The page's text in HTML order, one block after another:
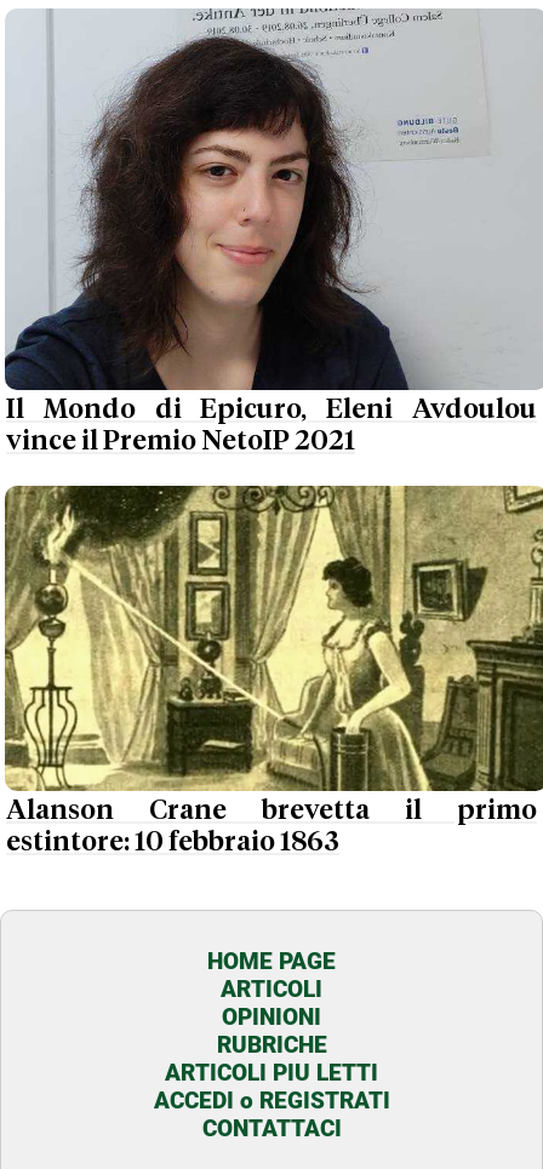
Il Mondo di Epicuro, Eleni Avdoulou
vince il Premio NetoIP 2021
Alanson Crane brevetta il primo
estintore: 10 febbraio 1863
HOME PAGE
ARTICOLI
OPINIONI
RUBRICHE
ARTICOLI PIU LETTI
ACCEDI o REGISTRATI
CONTATTACI